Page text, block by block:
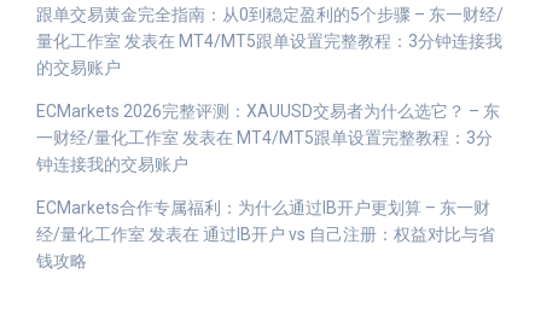
跟单交易黄金完全指南：从0到稳定盈利的5个步骤 – 东一财经/
量化工作室 发表在 MT4/MT5跟单设置完整教程：3分钟连接我
的交易账户
ECMarkets 2026完整评测：XAUUSD交易者为什么选它？ – 东
一财经/量化工作室 发表在 MT4/MT5跟单设置完整教程：3分
钟连接我的交易账户
ECMarkets合作专属福利：为什么通过IB开户更划算 – 东一财
经/量化工作室 发表在 通过IB开户 vs 自己注册：权益对比与省
钱攻略